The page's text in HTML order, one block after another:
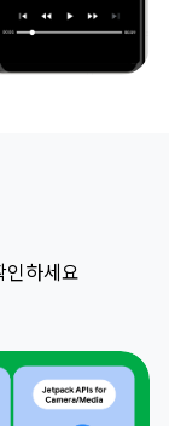
인하세요